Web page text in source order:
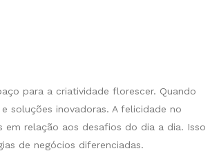
para a criatividade florescer. Quando
soluções inovadoras. A felicidade no
em relação aos desafios do dia a dia. Isso
de negócios diferenciadas.